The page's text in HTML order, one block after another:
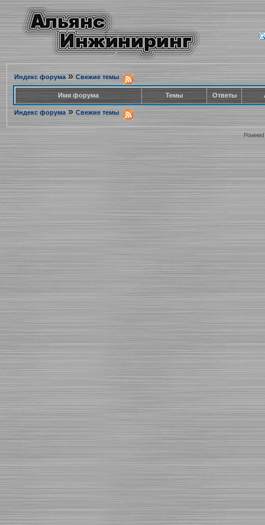
Индекс форума» Свежие темы
Имя форума Темы Ответы
Индекс форума » Свежие темы